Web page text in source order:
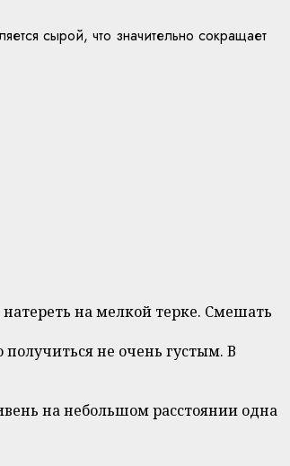
сырой, что значительно сокращает
на мелкой терке. Смешать
не очень густым. В
на небольшом расстоянии одна